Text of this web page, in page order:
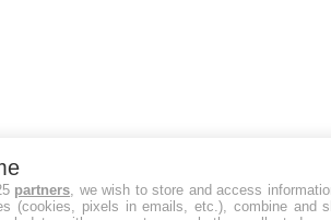
partners , we wish to store and access
(cookies, pixels in emails, etc.), combine and